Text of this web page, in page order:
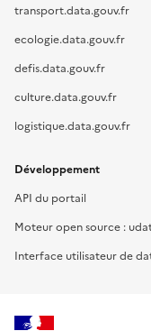
transport.data.gouv.fr
ecologie.data.gouv.fr
defis.data.gouv.fr
culture.data.gouv.fr
logistique.data.gouv.fr
Développement
API du portail
Moteur open source :
Interface utilisateur de